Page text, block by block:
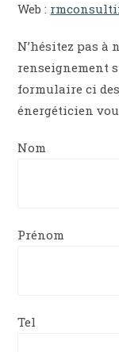
Web :
N’hésitez pas à
renseignement
formulaire ci
énergéticien
Nom
Prénom
Tel